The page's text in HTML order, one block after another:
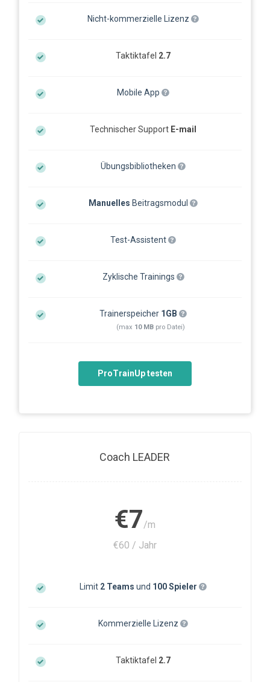
Nicht-kommerzielle Lizenz
Taktiktafel 2.7
Mobile App
Technischer Support E-mail
Übungsbibliotheken
Manuelles Beitragsmodul
Test-Assistent
Zyklische Trainings
Trainerspeicher 1GB
(max 10 MBpro Datei)
ProTrainUp testen
Coach LEADER
€7/m
€60 / Jahr
Limit 2 Teams und 100 Spieler
Kommerzielle Lizenz
Taktiktafel 2.7